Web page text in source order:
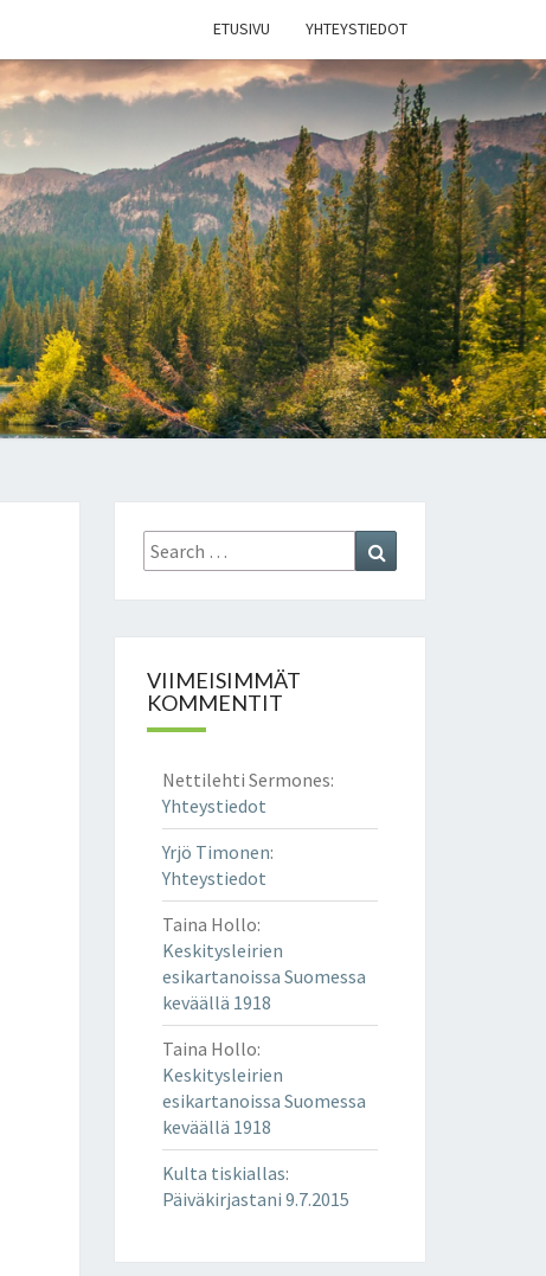
ETUSIVU YHTEYSTIEDOT
Search
for:
VIIMEISIMMÄT
KOMMENTIT
Nettilehti Sermones:
Yhteystiedot
Yrjö Timonen:
Yhteystiedot
Taina Hollo:
Keskitysleirien
esikartanoissa Suomessa
keväällä 1918
Taina Hollo:
Keskitysleirien
esikartanoissa Suomessa
keväällä 1918
Kulta tiskiallas:
Päiväkirjastani 9.7.2015